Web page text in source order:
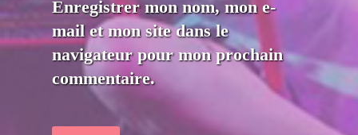
Enregistrer mon nom, mon e-
mail et mon site dans le
navigateur pour mon prochain
commentaire.